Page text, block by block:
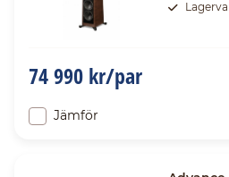
74 990 kr/par
Jämför